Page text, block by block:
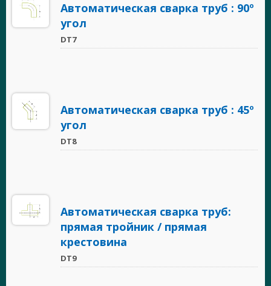
Автоматическая сварка труб : 90º
угол
DT7
Автоматическая сварка труб : 45º
угол
DT8
Автоматическая сварка труб:
прямая тройник / прямая
крестовина
DT9